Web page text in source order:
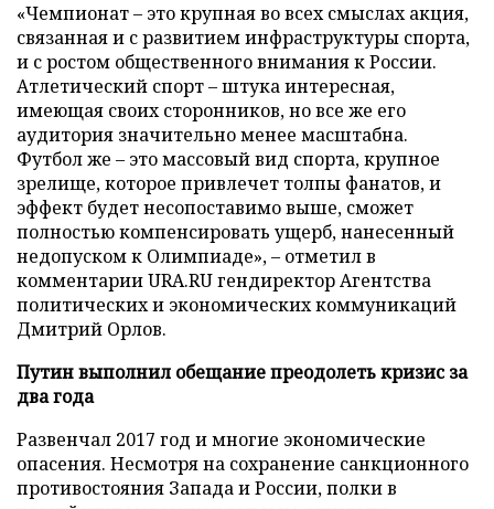
«Чемпионат – это крупная во всех смыслах акция,
связанная и с развитием инфраструктуры спорта,
и с ростом общественного внимания к России.
Атлетический спорт – штука интересная,
имеющая своих сторонников, но все же его
аудитория значительно менее масштабна.
Футбол же – это массовый вид спорта, крупное
зрелище, которое привлечет толпы фанатов, и
эффект будет несопоставимо выше, сможет
полностью компенсировать ущерб, нанесенный
недопуском к Олимпиаде», – отметил в
комментарии URA.RU гендиректор Агентства
политических и экономических коммуникаций
Дмитрий Орлов.
Путин выполнил обещание преодолеть кризис за
два года
Развенчал 2017 год и многие экономические
опасения. Несмотря на сохранение санкционного
противостояния Запада и России, полки в